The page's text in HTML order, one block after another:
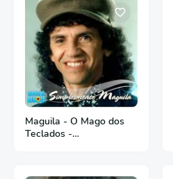
Maguila - O Mago dos
Teclados -